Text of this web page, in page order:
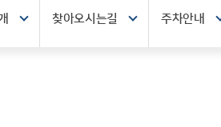
찾아오시는길 주차안내